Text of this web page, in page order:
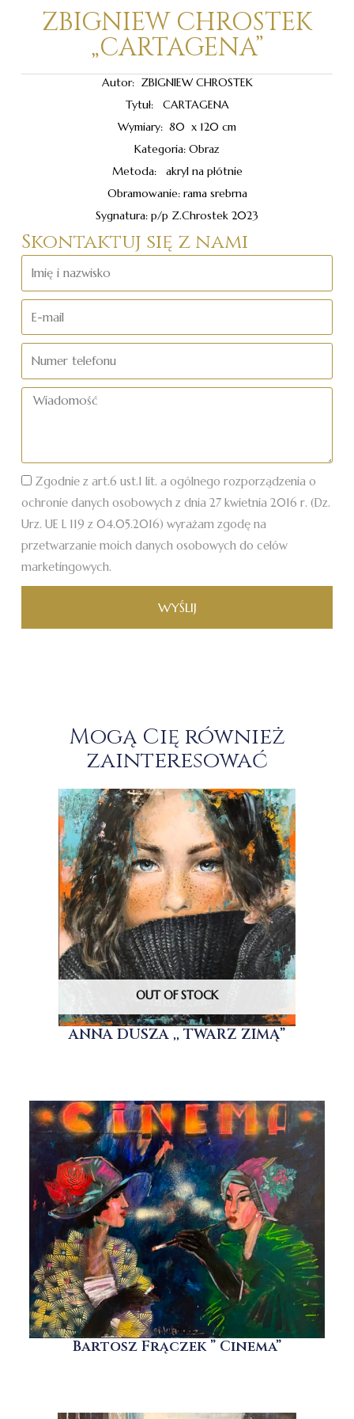
ZBIGNIEW CHROSTEK
„CARTAGENA”
Autor: ZBIGNIEW CHROSTEK
Tytuł: CARTAGENA
Wymiary: 80 x 120 cm
Kategoria: Obraz
Metoda: akryl na płótnie
Obramowanie: rama srebrna
Sygnatura: p/p Z.Chrostek 2023
Skontaktuj się z nami
i
mail
telefonu
Wiadomość
Zgodnie z art.6 ust.1 lit. a ogólnego rozporządzenia o
ochronie danych osobowych z dnia 27 kwietnia 2016 r. (Dz.
Urz. UE L 119 z 04.05.2016) wyrażam zgodę na
przetwarzanie moich danych osobowych do celów
marketingowych.
WYŚLIJ
Mogą Cię również
zainteresować
OUT OF STOCK
ANNA DUSZA ,, TWARZ ZIMĄ”
Bartosz Frączek ” Cinema”